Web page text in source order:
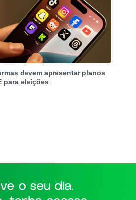
devem apresentar planos
para eleições